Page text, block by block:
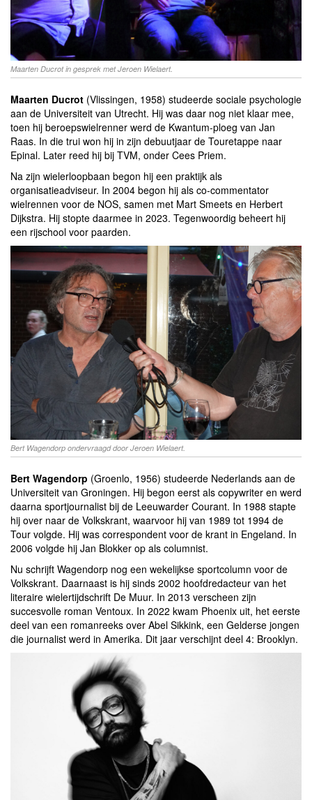
Maarten Ducrot in gesprek met Jeroen Wielaert.
Maarten Ducrot (Vlissingen, 1958) studeerde sociale psychologie
aan de Universiteit van Utrecht. Hij was daar nog niet klaar mee,
toen hij beroepswielrenner werd de Kwantum-ploeg van Jan
Raas. In die trui won hij in zijn debuutjaar de Touretappe naar
Epinal. Later reed hij bij TVM, onder Cees Priem.
Na zijn wielerloopbaan begon hij een praktijk als
organisatieadviseur. In 2004 begon hij als co-commentator
wielrennen voor de NOS, samen met Mart Smeets en Herbert
Dijkstra. Hij stopte daarmee in 2023. Tegenwoordig beheert hij
een rijschool voor paarden.
Bert Wagendorp ondervraagd door Jeroen Wielaert.
Bert Wagendorp (Groenlo, 1956) studeerde Nederlands aan de
Universiteit van Groningen. Hij begon eerst als copywriter en werd
daarna sportjournalist bij de Leeuwarder Courant. In 1988 stapte
hij over naar de Volkskrant, waarvoor hij van 1989 tot 1994 de
Tour volgde. Hij was correspondent voor de krant in Engeland. In
2006 volgde hij Jan Blokker op als columnist.
Nu schrijft Wagendorp nog een wekelijkse sportcolumn voor de
Volkskrant. Daarnaast is hij sinds 2002 hoofdredacteur van het
literaire wielertijdschrift De Muur. In 2013 verscheen zijn
succesvolle roman Ventoux. In 2022 kwam Phoenix uit, het eerste
deel van een romanreeks over Abel Sikkink, een Gelderse jongen
die journalist werd in Amerika. Dit jaar verschijnt deel 4: Brooklyn.